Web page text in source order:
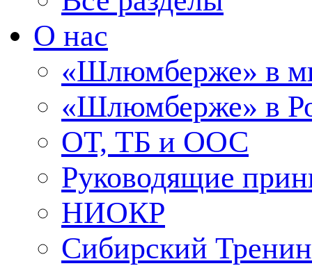
О нас
«Шлюмберже» в
«Шлюмберже» в
ОТ, ТБ и ООС
Руководящие
НИОКР
Сибирский